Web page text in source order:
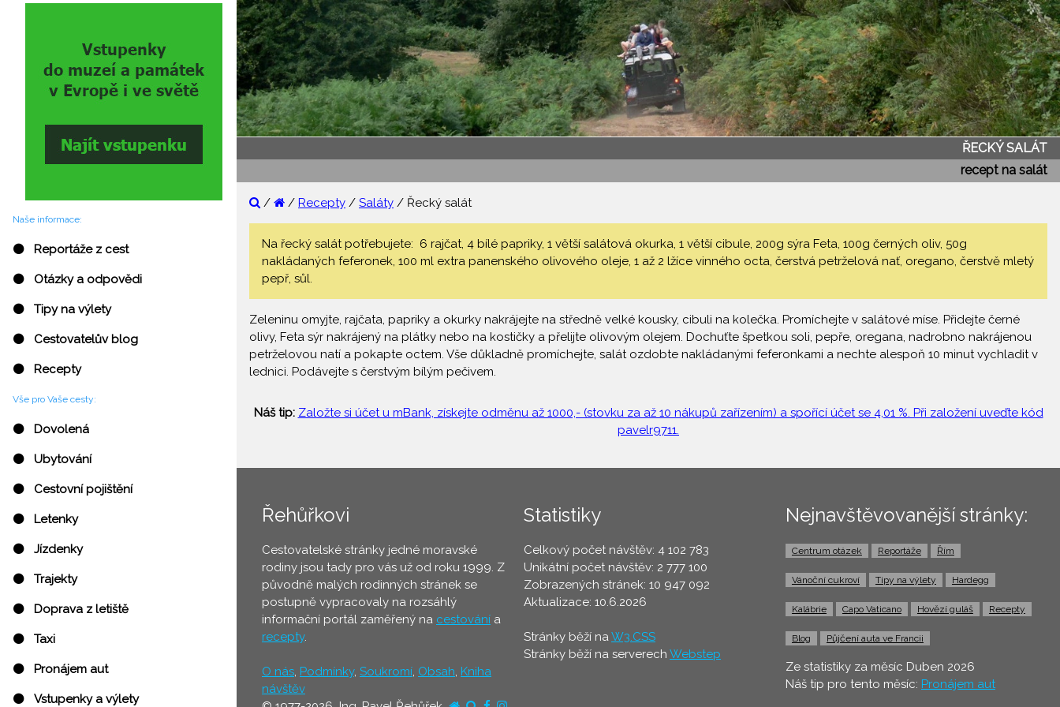
Naše informace:
⚫ Reportáže z cest
⚫ Otázky a odpovědi
⚫ Tipy na výlety
⚫ Cestovatelův blog
⚫ Recepty
Vše pro Vaše cesty:
⚫ Dovolená
⚫ Ubytování
⚫ Cestovní pojištění
⚫ Letenky
⚫ Jízdenky
⚫ Trajekty
⚫ Doprava z letiště
⚫ Taxi
⚫ Pronájem aut
⚫ Vstupenky a výlety
ŘECKÝ SALÁT
recept na salát
/ / Recepty / Saláty / Řecký salát
Na řecký salát potřebujete: 6 rajčat, 4 bílé papriky, 1 větší salátová okurka, 1 větší cibule, 200g sýra Feta, 100g černých oliv, 50g
nakládaných feferonek, 100 ml extra panenského olivového oleje, 1 až 2 lžíce vinného octa, čerstvá petrželová nať, oregano, čerstvě mletý
pepř, sůl.
Zeleninu omyjte, rajčata, papriky a okurky nakrájejte na středně velké kousky, cibuli na kolečka. Promíchejte v salátové míse. Přidejte černé
olivy, Feta sýr nakrájený na plátky nebo na kostičky a přelijte olivovým olejem. Dochuťte špetkou soli, pepře, oregana, nadrobno nakrájenou
petrželovou natí a pokapte octem. Vše důkladně promíchejte, salát ozdobte nakládanými feferonkami a nechte alespoň 10 minut vychladit v
lednici. Podávejte s čerstvým bílým pečivem.
Náš tip: Založte si účet u mBank, získejte odměnu až 1000,- (stovku za až 10 nákupů zařízením) a spořící účet se 4,01 %. Při založení uveďte kód
pavelr9711.
Řehůřkovi
Cestovatelské stránky jedné moravské
rodiny jsou tady pro vás už od roku 1999. Z
původně malých rodinných stránek se
postupně vypracovaly na rozsáhlý
informační portál zaměřený na cestování a
recepty.
O nás, Podmínky, Soukromí, Obsah, Kniha
návštěv
Statistiky
Celkový počet návštěv: 4 102 783
Unikátní počet návštěv: 2 777 100
Zobrazených stránek: 10 947 092
Aktualizace: 10.6.2026
Stránky běží naW3.CSS
Stránky běží na serverech Webstep
Nejnavštěvovanější stránky:
Centrum otázek Reportáže Řím
Vánoční cukroví Tipy na výlety Hardegg
Kalábrie Capo Vaticano Hovězí guláš Recepty
Blog Půjčení auta ve Francii
Ze statistiky za měsíc Duben 2026
Náš tip pro tento měsíc: Pronájem aut